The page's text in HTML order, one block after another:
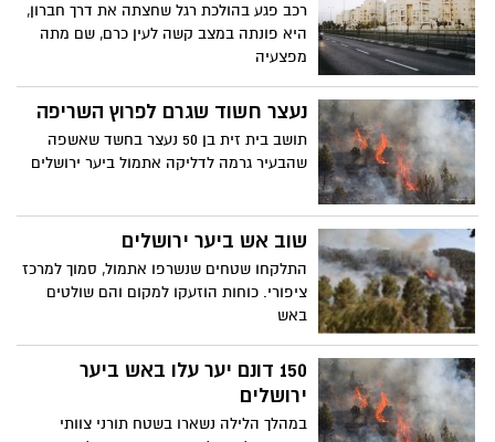
רכב פגע בהולכת רגל שחצתה את דרך חברון,
היא פונתה במצב קשה לעין כרם, שם מתה
מפצעיה
נעצר חשוד שגרם לפרוץ השריפה
תושב בית זית בן 50 נעצר בחשד שאשפה
שהבעיר גרמה לדליקה אתמול ביער ירושלים
שוב אש ביער ירושלים
התלקחו שטחים שנשרפו אתמול, סמוך למרכז
ציפורי. כוחות הוזעקו למקום והם שולטים
באש
150 דונם יער עלו באש ביער
ירושלים
במהלך הלילה נשארו בשטח תורני צוותי